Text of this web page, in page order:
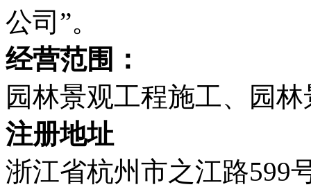
公司”。
经营范围：
园林景观工程施工、园
注册地址
浙江省杭州市之江路599